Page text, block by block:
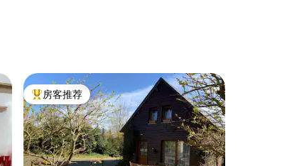
热门「房客推荐」
房客推荐